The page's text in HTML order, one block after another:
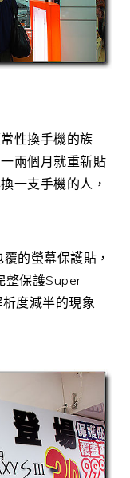
性換手機的族
兩個月就重新貼
一支手機的人，
的螢幕保護貼，
整保護Super
度減半的現象